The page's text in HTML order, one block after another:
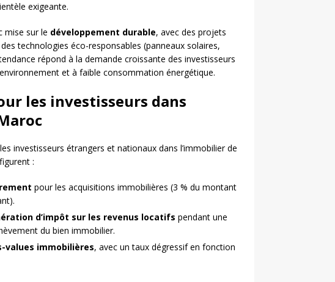
exigeante.
mise sur le développement durable, avec des projets
technologies éco-responsables (panneaux solaires,
répond à la demande croissante des investisseurs
et à faible consommation énergétique.
les investisseurs dans
investisseurs étrangers et nationaux dans l’immobilier de
:
pour les acquisitions immobilières (3 % du montant
d’impôt sur les revenus locatifs pendant une
du bien immobilier.
values immobilières, avec un taux dégressif en fonction